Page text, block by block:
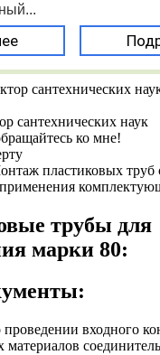
сантехнических наук
ко мне!
пластиковых труб
трубы для
марки 80:
входного